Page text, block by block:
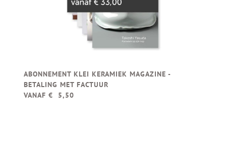
ABONNEMENT KLEI KERAMIEK MAGAZINE -
BETALING MET FACTUUR
VANAF € 5,50